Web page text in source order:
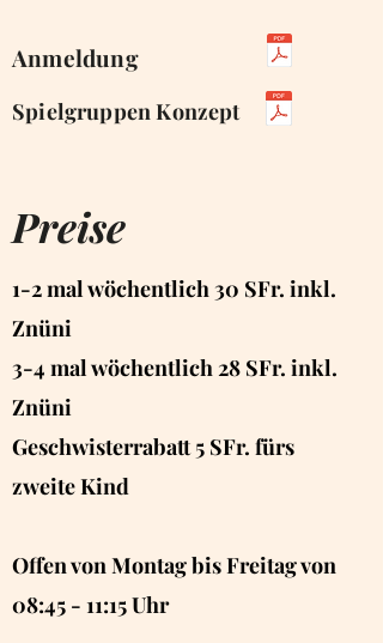
Anmeldung
Spielgruppen Konzept
Preise
1-2 mal wöchentlich 30 SFr. inkl.
Znüni
3-4 mal wöchentlich 28 SFr. inkl.
Znüni
Geschwisterrabatt 5 SFr. fürs
zweite Kind
Offen von Montag bis Freitag von
08:45 - 11:15 Uhr